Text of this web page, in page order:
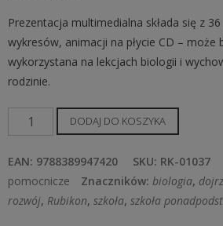
Prezentacja multimedialna składa się z
wykresów, animacji na płycie CD – może
wykorzystana na lekcjach biologii i
rodzinie.
ilość
Płodność
człowieka.
Podstawy
biomedyczne.
DODAJ DO KOSZYKA
EAN: 9788389947420 SKU: RK-01037
pomocnicze
Znaczników: biologia,
rozwój, Rubikon, szkoła, szkoła